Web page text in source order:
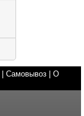
Самовывоз
О